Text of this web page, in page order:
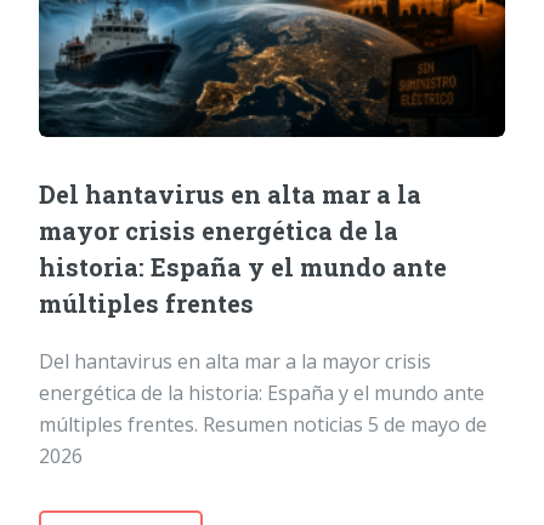
Del hantavirus en alta mar a la
mayor crisis energética de la
historia: España y el mundo ante
múltiples frentes
Del hantavirus en alta mar a la mayor crisis
energética de la historia: España y el mundo ante
múltiples frentes. Resumen noticias 5 de mayo de
2026